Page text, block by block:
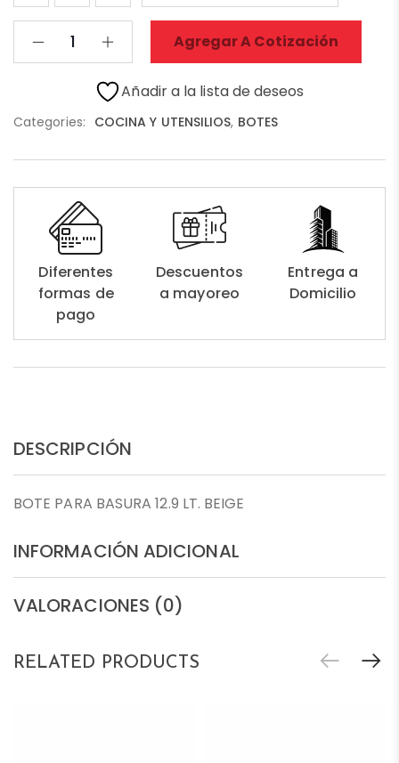
Agregar A Cotización
Añadir a la lista de deseos
Categories: COCINA Y UTENSILIOS, BOTES
Diferentes
formas de
pago
Descuentos
a mayoreo
Entrega a
Domicilio
DESCRIPCIÓN
BOTE PARA BASURA 12.9 LT. BEIGE
INFORMACIÓN ADICIONAL
VALORACIONES (0)
RELATED PRODUCTS